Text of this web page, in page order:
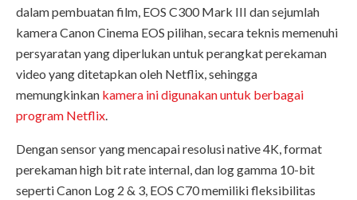
dalam pembuatan film, EOS C300 Mark III dan sejumlah
kamera Canon Cinema EOS pilihan, secara teknis memenuhi
persyaratan yang diperlukan untuk perangkat perekaman
video yang ditetapkan oleh Netflix, sehingga
memungkinkan kamera ini digunakan untuk berbagai
program Netflix.
Dengan sensor yang mencapai resolusi native 4K, format
perekaman high bit rate internal, dan log gamma 10-bit
seperti Canon Log 2 & 3, EOS C70 memiliki fleksibilitas